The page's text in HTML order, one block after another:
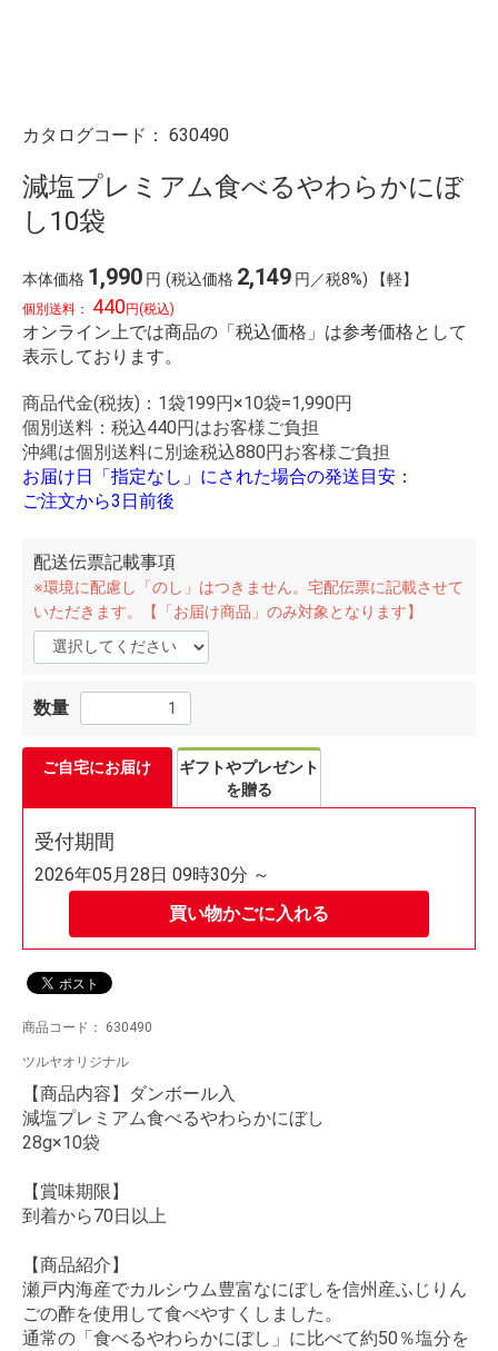
カタログコード： 630490
減塩プレミアム食べるやわらかにぼ
し10袋
本体価格 1,990 円 (税込価格 2,149 円／税8%) 【軽】
個別送料： 440 円(税込)
オンライン上では商品の「税込価格」は参考価格として
表示しております。
商品代金(税抜)：1袋199円×10袋=1,990円
個別送料：税込440円はお客様ご負担
沖縄は個別送料に別途税込880円お客様ご負担
お届け日「指定なし」にされた場合の発送目安：
ご注文から3日前後
配送伝票記載事項
※環境に配慮し「のし」はつきません。宅配伝票に記載させて
いただきます。【「お届け商品」のみ対象となります】
数量
ご自宅にお届け
ギフトやプレゼント
を贈る
買い物かごに入れる
受付期間
2026年05月28日 09時30分 ～
商品コード： 630490
ツルヤオリジナル
【商品内容】ダンボール入
減塩プレミアム食べるやわらかにぼし
28g×10袋
【賞味期限】
到着から70日以上
【商品紹介】
瀬戸内海産でカルシウム豊富なにぼしを信州産ふじりん
ごの酢を使用して食べやすくしました。
通常の「食べるやわらかにぼし」に比べて約50％塩分を